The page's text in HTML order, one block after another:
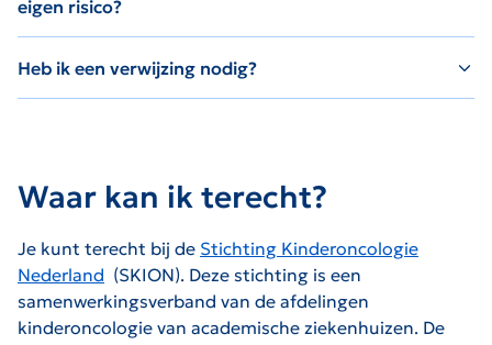
eigen risico?
Heb ik een verwijzing nodig?
Waar kan ik terecht?
Je kunt terecht bij de Stichting Kinderoncologie
Nederland De link zal worden geopend op een nieuwe pagina.
(SKION). Deze stichting is een
samenwerkingsverband van de afdelingen
kinderoncologie van academische ziekenhuizen. De